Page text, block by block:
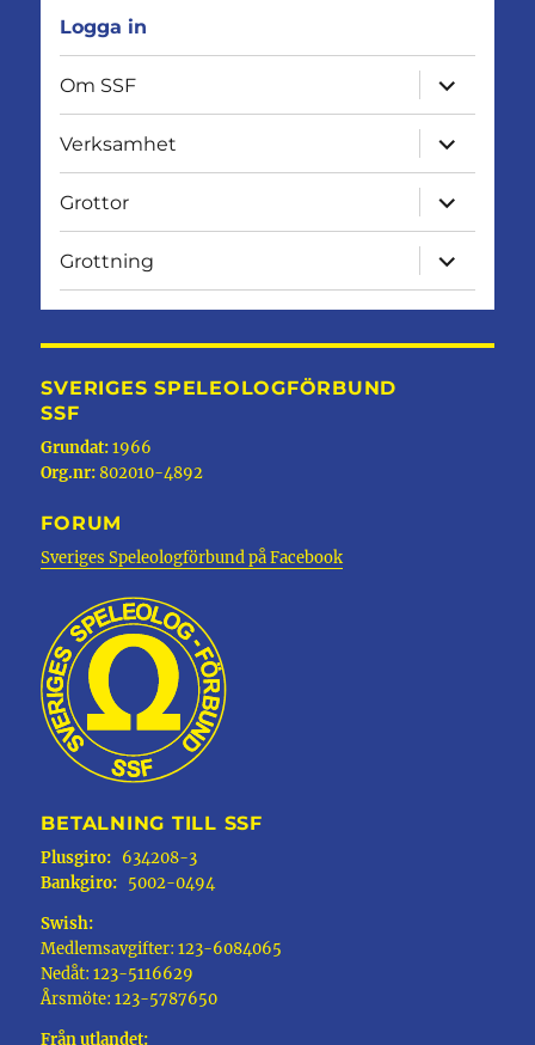
Logga in
Om SSF
expandera
Verksamhet
expandera
Grottor
expandera
Grottning
expandera
SVERIGES SPELEOLOGFÖRBUND
SSF
Grundat:1966
Org.nr:802010-4892
FORUM
Sveriges Speleologförbund på Facebook
BETALNING TILL SSF
Plusgiro: 634208-3
Bankgiro: 5002-0494
Swish:
Medlemsavgifter: 123-6084065
Nedåt: 123-5116629
Årsmöte: 123-5787650
Från utlandet: